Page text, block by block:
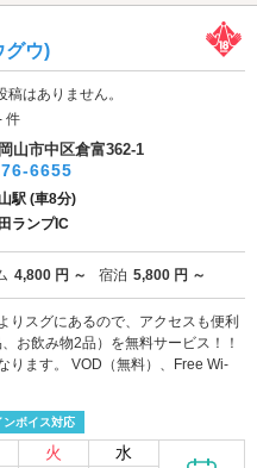
グウ)
稿はありません。
件
山市中区倉富362-1
6655
駅 (車8分)
ランプIC
4,800 円 ～ 宿泊 5,800 円 ～
りスグにあるので、アクセスも便利
お飲み物2品）を無料サービス！！
ります。 VOD（無料）、Free Wi-
ンボイス対応
火 水